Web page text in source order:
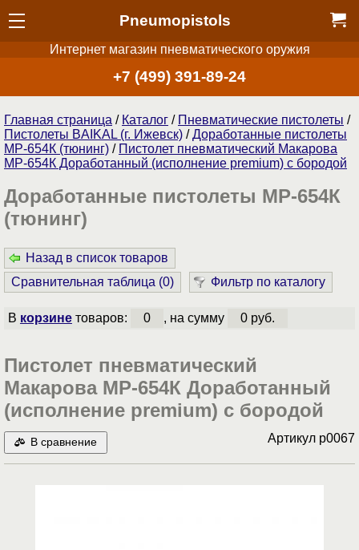
Pneumopistols
Интернет магазин пневматического оружия
+7 (499) 391-89-24
Главная страница / Каталог / Пнев­ма­ти­чес­кие пистолеты /
Пистолеты BAIKAL (г. Ижевск) /Доработанные пистолеты
МР-654К (тюнинг) / Пистолет пневматический Макарова
МР-654К Доработанный (исполнение premium) с бородой
Доработанные пистолеты МР-654К
(тюнинг)
Назад в список товаров
Сравнительная таблица (0) Фильтр по каталогу
В корзинетоваров: 0 , на сумму 0 руб.
Пистолет пневматический
Макарова МР-654К Доработанный
(исполнение premium) с бородой
В сравнение Артикул p0067